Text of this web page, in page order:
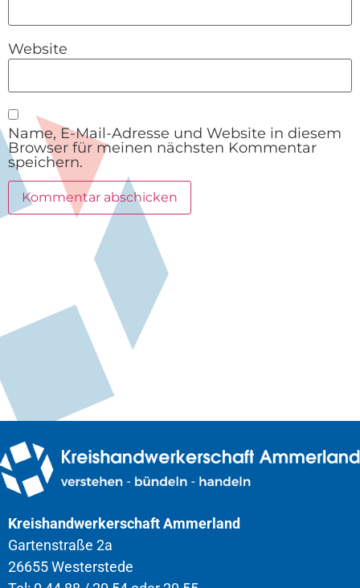
Website
Name, E-Mail-Adresse und Website in diesem
Browser für meinen nächsten Kommentar
speichern.
Kreishandwerkerschaft Ammerland
Gartenstraße 2a
26655 Westerstede